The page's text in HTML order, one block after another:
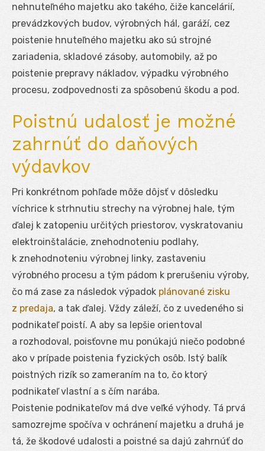
nehnuteľného majetku ako takého, čiže kancelárií,
prevádzkových budov, výrobných hál, garáží, cez
poistenie hnuteľného majetku ako sú strojné
zariadenia, skladové zásoby, automobily, až po
poistenie prepravy nákladov, výpadku výrobného
procesu, zodpovednosti za spôsobenú škodu a pod.
Poistnú udalosť je možné
zahrnúť do daňových
výdavkov
Pri konkrétnom pohľade môže dôjsť v dôsledku
víchrice k strhnutiu strechy na výrobnej hale, tým
ďalej k zatopeniu určitých priestorov, vyskratovaniu
elektroinštalácie, znehodnoteniu podlahy,
k znehodnoteniu výrobnej linky, zastaveniu
výrobného procesu a tým pádom k prerušeniu výroby,
čo má zase za následok výpadok plánované zisku
z predaja, a tak ďalej. Vždy záleží, čo z uvedeného si
podnikateľ poistí. A aby sa lepšie orientoval
a rozhodoval, poisťovne mu ponúkajú niečo podobné
ako v prípade poistenia fyzických osôb. Istý balík
poistných rizík so zameraním na to, čo ktorý
podnikateľ vlastní a s čím narába.
Poistenie podnikateľov má dve veľké výhody. Tá prvá
samozrejme spočíva v ochránení majetku a druhá je
tá, že škodové udalosti a poistné sa dajú zahrnúť do